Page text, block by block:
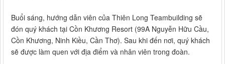
Buổi sáng, hướng dẫn viên của Thiên Long Teambuilding sẽ
đón quý khách tại Cồn Khương Resort (99A Nguyễn Hữu Cầu,
Cồn Khương, Ninh Kiều, Cần Thơ). Sau khi đến nơi, quý khách
sẽ được làm quen với địa điểm và nhân viên trong đoàn.